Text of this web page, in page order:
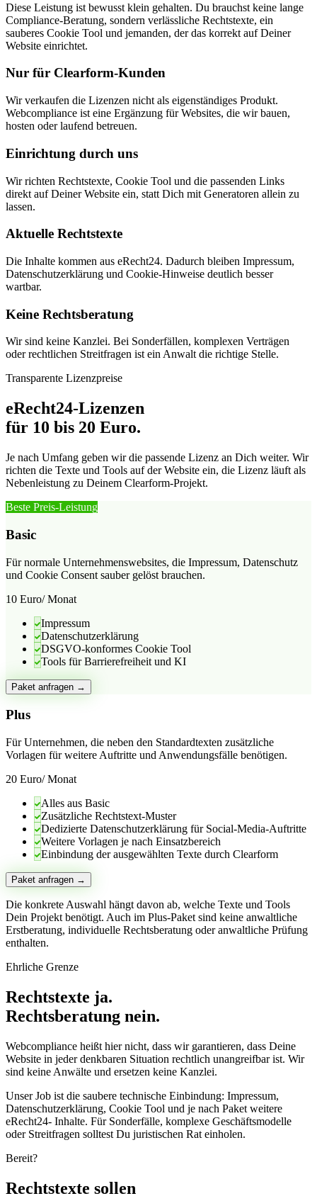
Diese Leistung ist bewusst klein gehalten. Du brauchst keine lange
Compliance-Beratung, sondern verlässliche Rechtstexte, ein
sauberes Cookie Tool und jemanden, der das korrekt auf Deiner
Website einrichtet.
Nur für Clearform-Kunden
Wir verkaufen die Lizenzen nicht als eigenständiges Produkt.
Webcompliance ist eine Ergänzung für Websites, die wir bauen,
hosten oder laufend betreuen.
Einrichtung durch uns
Wir richten Rechtstexte, Cookie Tool und die passenden Links
direkt auf Deiner Website ein, statt Dich mit Generatoren allein zu
lassen.
Aktuelle Rechtstexte
Die Inhalte kommen aus eRecht24. Dadurch bleiben Impressum,
Datenschutzerklärung und Cookie-Hinweise deutlich besser
wartbar.
Keine Rechtsberatung
Wir sind keine Kanzlei. Bei Sonderfällen, komplexen Verträgen
oder rechtlichen Streitfragen ist ein Anwalt die richtige Stelle.
Transparente Lizenzpreise
eRecht24-Lizenzen
für 10 bis 20 Euro.
Je nach Umfang geben wir die passende Lizenz an Dich weiter. Wir
richten die Texte und Tools auf der Website ein, die Lizenz läuft als
Nebenleistung zu Deinem Clearform-Projekt.
Beste Preis-Leistung
Basic
Für normale Unternehmenswebsites, die Impressum, Datenschutz
und Cookie Consent sauber gelöst brauchen.
10 Euro/ Monat
Impressum
Datenschutzerklärung
DSGVO-konformes Cookie Tool
Tools für Barrierefreiheit und KI
Paket anfragen →
Plus
Für Unternehmen, die neben den Standardtexten zusätzliche
Vorlagen für weitere Auftritte und Anwendungsfälle benötigen.
20 Euro/ Monat
Alles aus Basic
Zusätzliche Rechtstext-Muster
Dedizierte Datenschutzerklärung für Social-Media-Auftritte
Weitere Vorlagen je nach Einsatzbereich
Einbindung der ausgewählten Texte durch Clearform
Paket anfragen →
Die konkrete Auswahl hängt davon ab, welche Texte und Tools
Dein Projekt benötigt. Auch im Plus-Paket sind keine anwaltliche
Erstberatung, individuelle Rechtsberatung oder anwaltliche Prüfung
enthalten.
Ehrliche Grenze
Rechtstexte ja.
Rechtsberatung nein.
Webcompliance heißt hier nicht, dass wir garantieren, dass Deine
Website in jeder denkbaren Situation rechtlich unangreifbar ist. Wir
sind keine Anwälte und ersetzen keine Kanzlei.
Unser Job ist die saubere technische Einbindung: Impressum,
Datenschutzerklärung, Cookie Tool und je nach Paket weitere
eRecht24- Inhalte. Für Sonderfälle, komplexe Geschäftsmodelle
oder Streitfragen solltest Du juristischen Rat einholen.
Bereit?
Rechtstexte sollen